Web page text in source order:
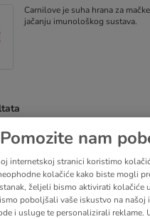
Carnilove je suha hrana za
jačanju imunološkog sustava.
promijenjeni
Pomozite nam
internetskoj stranici koristimo
kolačiće kako biste mogli
željeli bismo aktivirati kolačiće
poboljšali vaše iskustvo na
i usluge te personalizirali